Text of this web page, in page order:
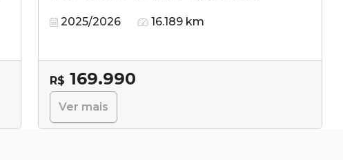
2025/2026 16.189 km
R$ 169.990
Ver mais